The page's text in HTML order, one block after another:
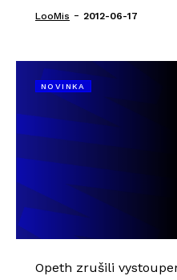
LooMis - 2012-06-17
NOVINKA
Opeth zrušili